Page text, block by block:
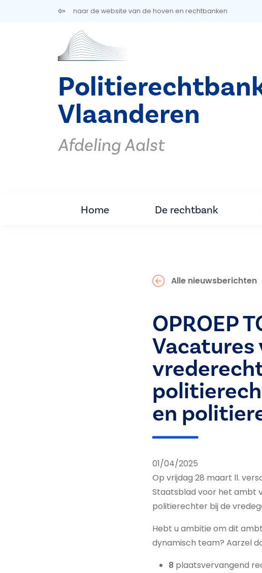
Overslaan en naar de inhoud gaannaar de website van de hoven en rechtbanken
Vlaanderen
Afdeling Aalst
Home De rechtbank
Alle nieuwsberichten
OPROEP
Vacatures
en
01/04/2025
Op vrijdag 28 maart ll.
Staatsblad voor het ambt
politierechter bij de
Hebt u ambitie om dit
dynamisch team? Aarzel
8 plaatsvervangend